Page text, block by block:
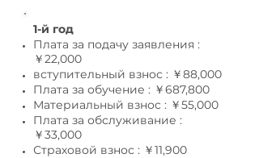
1-й год
Плата за подачу заявления :
￥22,000
вступительный взнос : ￥88,000
Плата за обучение : ￥687,800
Материальный взнос : ￥55,000
Плата за обслуживание :
￥33,000
Страховой взнос : ￥11,900